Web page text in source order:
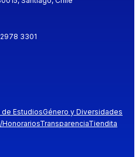
3301
EstudiosGénero y Diversidades
TransparenciaTiendita